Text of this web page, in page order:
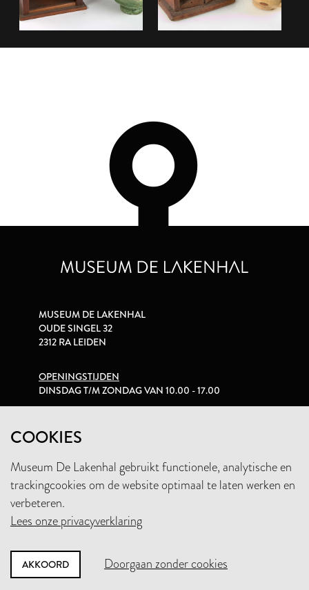
COOKIES
Museum De Lakenhal gebruikt functionele, analytische en
trackingcookies om de website optimaal te laten werken en
verbeteren.
Lees onze privacyverklaring
AKKOORD Doorgaan zonder cookies
MUSEUM DE LAKENHAL
OUDE SINGEL 32
2312 RA LEIDEN
OPENINGSTIJDEN
DINSDAG T/M ZONDAG VAN 10.00 - 17.00
+31 (0)71 5165360
INFO@LAKENHAL.NL
STEUN HET MUSEUM
NIEUWSBRIEF